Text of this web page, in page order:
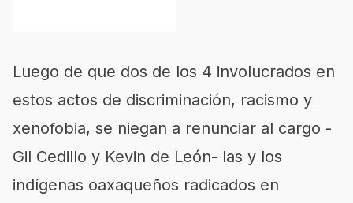
Luego de que dos de los 4 involucrados en
estos actos de discriminación, racismo y
xenofobia, se niegan a renunciar al cargo -
Gil Cedillo y Kevin de León- las y los
indígenas oaxaqueños radicados en